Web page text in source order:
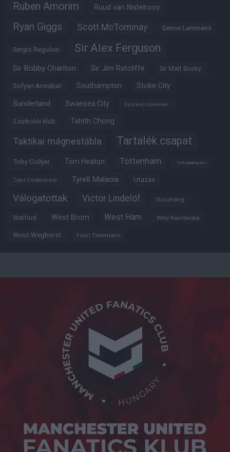
Ruben Amorim Ruud van Nistelrooy
Ryan Giggs Scott McTominay Senne Lammens
Sergio Reguilon Sir Alex Ferguson
Sir Bobby Charlton Sir Jim Ratcliffe Sir Matt Busby
Sofyan Amrabat Southampton Stoke City
Sunderland Swansea City Szurkoló szemmel
Szurkolói klub Tahith Chong
Taktikai mágnestábla Tartalék csapat
Toby Collyer Tom Heaton Tottenham Trófeabibliográfia
Tyler Fredericson Tyrell Malacia Utazás
Válogatottak Victor Lindelöf Visszhang
Watford West Brom West Ham Willy Kambwala
Wout Weghorst Youri Tielemans